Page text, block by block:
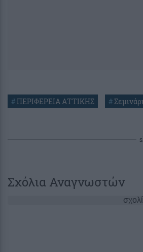
#ΠΕΡΙΦΕΡΕΙΑ ΑΤΤΙΚΗΣ #
Σχόλια Αναγνωστών